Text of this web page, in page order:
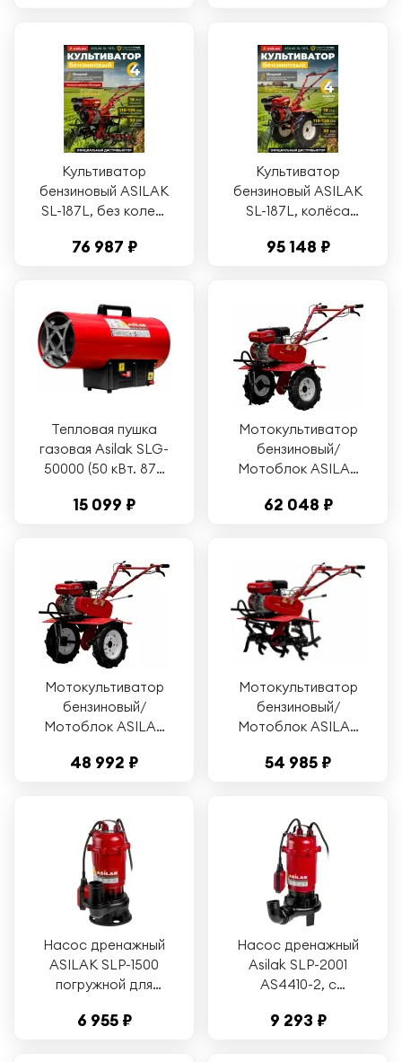
Культиватор
бензиновый ASILAK
SL-187L, без колес,
76 987 ₽
Культиватор
бензиновый ASILAK
SL-187L, колёса
(AS1556-2)
95 148 ₽
Тепловая пушка
газовая Asilak SLG-
50000 (50 кВт. 872
4)
15 099 ₽
Мотокультиватор
бензиновый/
Мотоблок ASILAK
AS2312-1) колёса
62 048 ₽
Мотокультиватор
бензиновый/
Мотоблок ASILAK
AS2312-1) колёса
48 992 ₽
Мотокультиватор
бензиновый/
Мотоблок ASILAK
(AS2312-1)
54 985 ₽
Насос дренажный
ASILAK SLP-1500
погружной для
(AS4410-1)
6 955 ₽
Насос дренажный
Asilak SLP-2001
AS4410-2, с
грязной воды, 300
9 293 ₽